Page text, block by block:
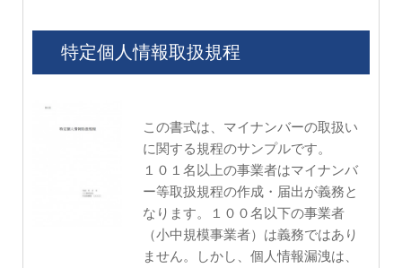
特定個人情報取扱規程
この書式は、マイナンバーの取扱い
に関する規程のサンプルです。
１０１名以上の事業者はマイナンバ
ー等取扱規程の作成・届出が義務と
なります。１００名以下の事業者
（小中規模事業者）は義務ではあり
ません。しかし、個人情報漏洩は、